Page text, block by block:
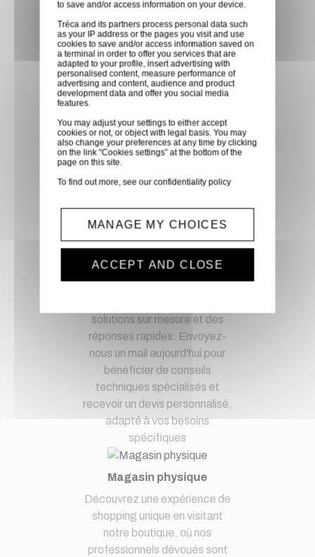
partenaire GLS, partout en
France métropolitaine et en
Europe entre 24h et 48h après
mise à disposition des produits
à notre transporteur.
Paiement sécurisé
Paiement CB, virement,
Paypal, ...
Optez pour la tranquillité
demandes techniques et devis
à notre service clients par mail.
Notre équipe d'experts est
solutions sur mesure et des
réponses rapides. Envoyez-
nous un mail aujourd'hui pour
bénéficier de conseils
techniques spécialisés et
recevoir un devis personnalisé,
adapté à vos besoins
spécifiques
Magasin physique
Découvrez une expérience de
shopping unique en visitant
notre boutique, où nos
professionnels dévoués sont
to save and/or access information on your device.
Tréca and its partners process personal data such
as your IP address or the pages you visit and use
cookies to save and/or access information saved on
a terminal in order to offer you services that are
adapted to your profile, insert advertising with
personalised content, measure performance of
advertising and content, audience and product
development data and offer you social media
features.
You may adjust your settings to either accept
cookies or not, or object with legal basis. You may
also change your preferences at any time by clicking
on the link “Cookies settings” at the bottom of the
page on this site.
To find out more, see ourconfidentiality policy
MANAGE MY CHOICES
ACCEPT AND CLOSE